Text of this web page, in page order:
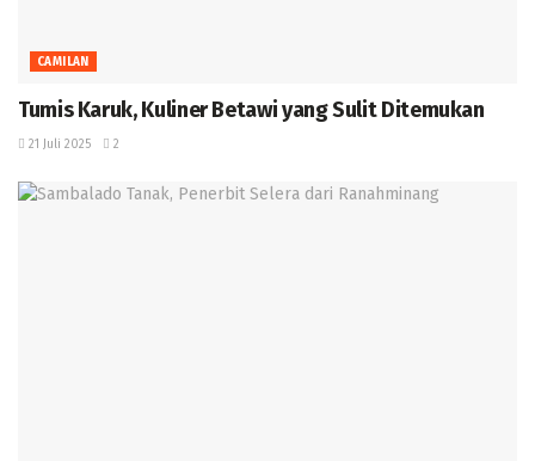
CAMILAN
Tumis Karuk, Kuliner Betawi yang Sulit Ditemukan ‎
21 Juli 2025 2